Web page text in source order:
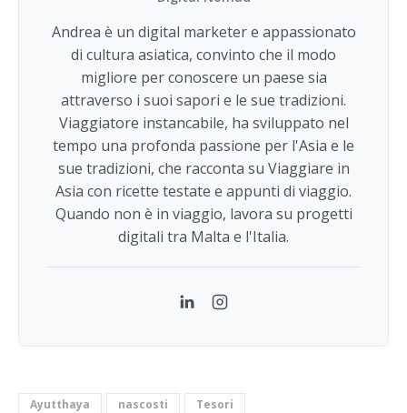
Andrea è un digital marketer e appassionato
di cultura asiatica, convinto che il modo
migliore per conoscere un paese sia
attraverso i suoi sapori e le sue tradizioni.
Viaggiatore instancabile, ha sviluppato nel
tempo una profonda passione per l'Asia e le
sue tradizioni, che racconta su Viaggiare in
Asia con ricette testate e appunti di viaggio.
Quando non è in viaggio, lavora su progetti
digitali tra Malta e l'Italia.
LinkedInInstagram
Ayutthaya nascosti Tesori